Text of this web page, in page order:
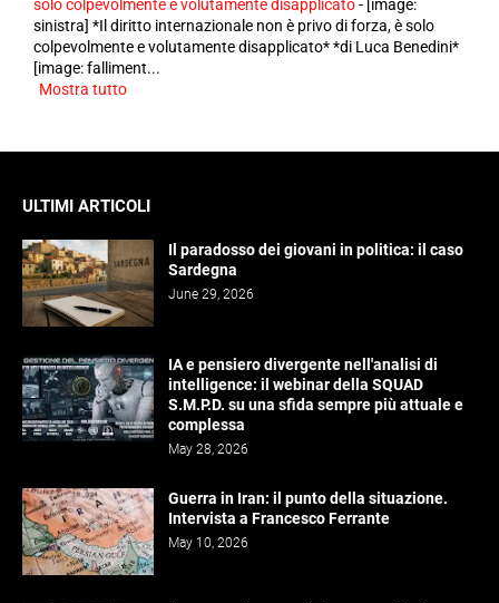
solo colpevolmente e volutamente disapplicato- [image:
sinistra] *Il diritto internazionale non è privo di forza, è solo
colpevolmente e volutamente disapplicato* *di Luca Benedini*
[image: falliment...
Mostra tutto
ULTIMI ARTICOLI
Il paradosso dei giovani in politica: il caso
Sardegna
June 29, 2026
IA e pensiero divergente nell'analisi di
intelligence: il webinar della SQUAD
S.M.P.D. su una sfida sempre più attuale e
complessa
May 28, 2026
Guerra in Iran: il punto della situazione.
Intervista a Francesco Ferrante
May 10, 2026